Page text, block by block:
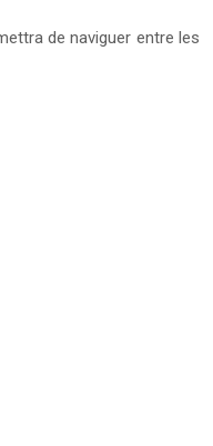
de naviguer entre les